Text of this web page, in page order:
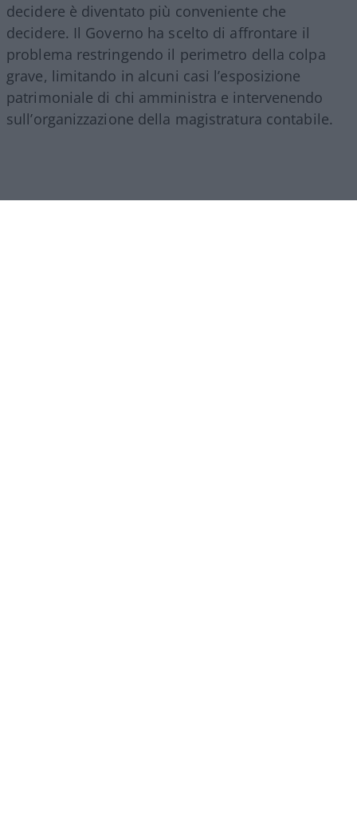
decidere è diventato più conveniente che
decidere. Il Governo ha scelto di affrontare il
problema restringendo il perimetro della colpa
grave, limitando in alcuni casi l’esposizione
patrimoniale di chi amministra e intervenendo
sull’organizzazione della magistratura contabile.